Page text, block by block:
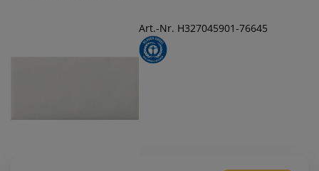
Art.-Nr. H327045901-76645